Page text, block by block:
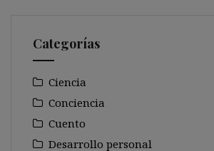
Categorías
Ciencia
Conciencia
Cuento
Desarrollo personal